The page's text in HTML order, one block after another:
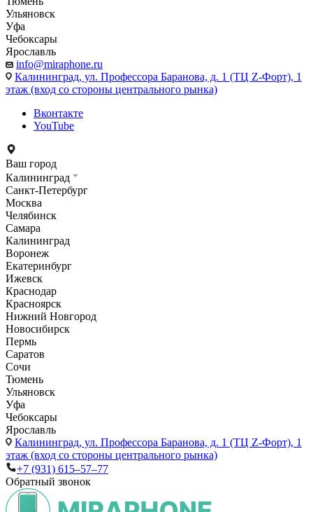
Ульяновск
Уфа
Чебоксары
Ярославль
info@miraphone.ru
Калининград, ул. Профессора Баранова, д. 1 (ТЦ Z-Форт), 1
этаж (вход со стороны центрального рынка)
Вконтакте
YouTube
Ваш город
Калининград
Санкт-Петербург
Москва
Челябинск
Самара
Калининград
Воронеж
Екатеринбург
Ижевск
Краснодар
Красноярск
Нижний Новгород
Новосибирск
Пермь
Саратов
Сочи
Тюмень
Ульяновск
Уфа
Чебоксары
Ярославль
Калининград, ул. Профессора Баранова, д. 1 (ТЦ Z-Форт), 1
этаж (вход со стороны центрального рынка)
+7 (931) 615‒57‒77
Обратный звонок